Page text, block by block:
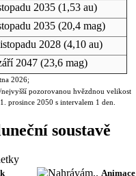
2035(1,53 au)
2035(20,4 mag)
2028(4,10 au)
2047(23,6 mag)
2026;
pozorovanou hvězdnou velikost
prosince 2050 s intervalem 1 den.
soustavě
Animace